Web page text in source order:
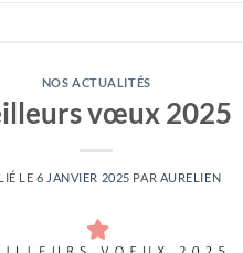
NOS ACTUALITÉS
vœux 2025
LE 6 JANVIER 2025 PAR AURELIEN